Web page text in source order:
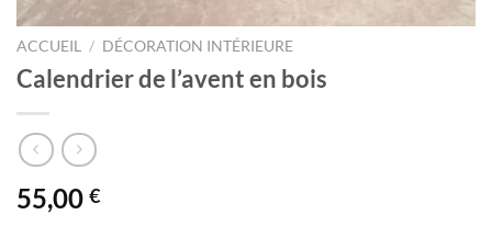
ACCUEIL / DÉCORATION INTÉRIEURE
Calendrier de l’avent en bois
55,00 €